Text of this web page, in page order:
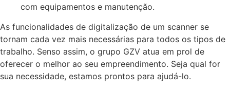
com equipamentos e manutenção.
As funcionalidades de digitalização de um scanner se
tornam cada vez mais necessárias para todos os tipos de
trabalho. Senso assim, o grupo GZV atua em prol de
oferecer o melhor ao seu empreendimento. Seja qual for
sua necessidade, estamos prontos para ajudá-lo.